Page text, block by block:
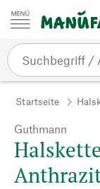
Zum Inhalt springen
Startseite
Guthmann